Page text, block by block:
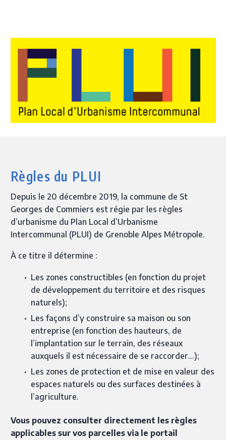
Règles du PLUI
Depuis le 20 décembre 2019, la commune de St
Georges de Commiers est régie par les règles
d’urbanisme du Plan Local d’Urbanisme
Intercommunal (PLUI) de Grenoble Alpes Métropole.
À ce titre il détermine :
Les zones constructibles (en fonction du projet
de développement du territoire et des risques
naturels);
Les façons d’y construire sa maison ou son
entreprise (en fonction des hauteurs, de
l’implantation sur le terrain, des réseaux
auxquels il est nécessaire de se raccorder…);
Les zones de protection et de mise en valeur des
espaces naturels ou des surfaces destinées à
l’agriculture.
Vous pouvez consulter directement les règles
applicables sur vos parcelles via le portail